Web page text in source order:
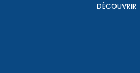
DÉCOUVRIR